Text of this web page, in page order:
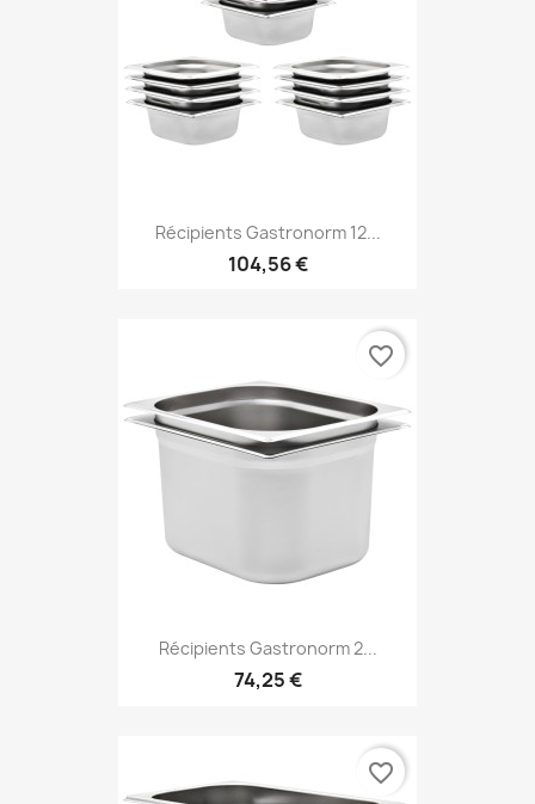
Récipients Gastronorm 12...
104,56 €
Récipients Gastronorm 2...
74,25 €
favorite_border
favorite_border